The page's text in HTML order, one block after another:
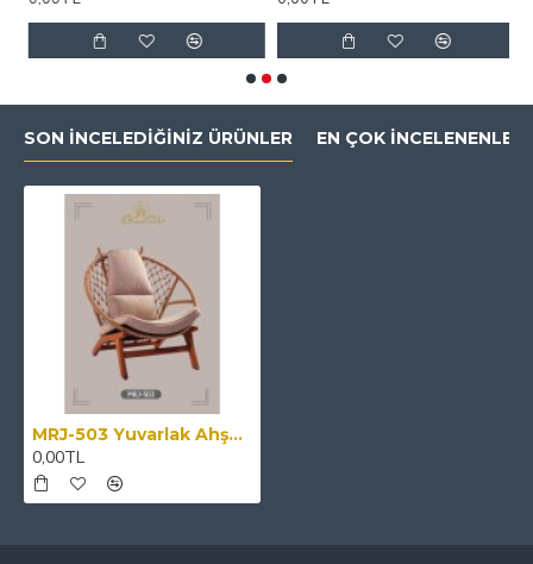
SON İNCELEDIĞINIZ ÜRÜNLER EN ÇOK İNCELENENLER
MRJ-503 Yuvarlak Ahşap İskeletli Hasır Sandalye
0,00TL